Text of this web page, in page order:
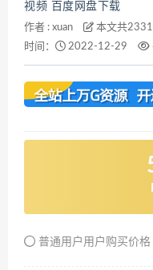
视频 百度网盘下载
作者 : xuan 本文共
时间：
2022-12-29
普通用户用户购买价格